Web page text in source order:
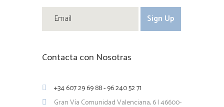
Contacta con Nosotras
+34 607 29 69 88 - 96 240 52 71
Gran Vía Comunidad Valenciana, 6 | 46600-